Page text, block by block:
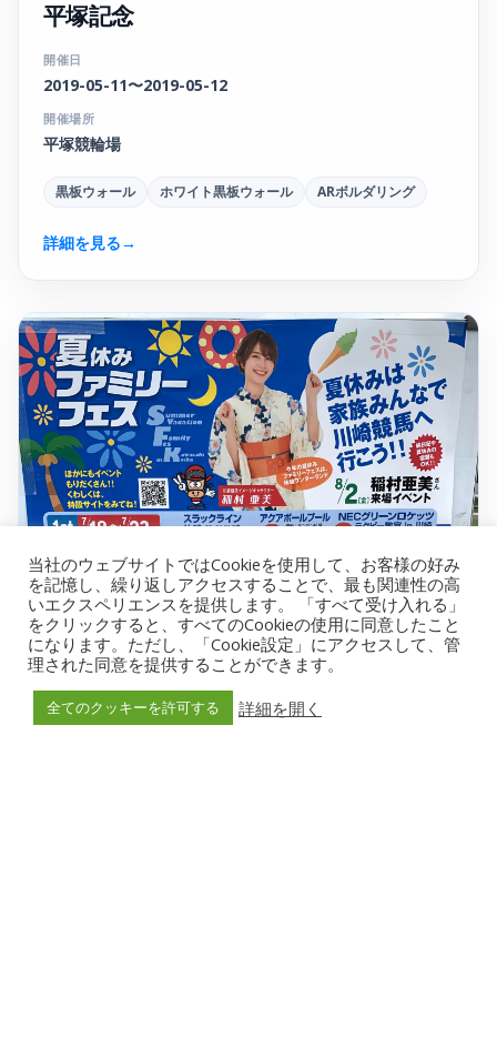
平塚記念
開催日
2019-05-11〜2019-05-12
開催場所
平塚競輪場
黒板ウォール ホワイト黒板ウォール ARボルダリング
詳細を見る→
当社のウェブサイトではCookieを使用して、お客様の好み
を記憶し、繰り返しアクセスすることで、最も関連性の高
いエクスペリエンスを提供します。 「すべて受け入れる」
をクリックすると、すべてのCookieの使用に同意したこと
になります。ただし、「Cookie設定」にアクセスして、管
理された同意を提供することができます。
全てのクッキーを許可する 詳細を開く